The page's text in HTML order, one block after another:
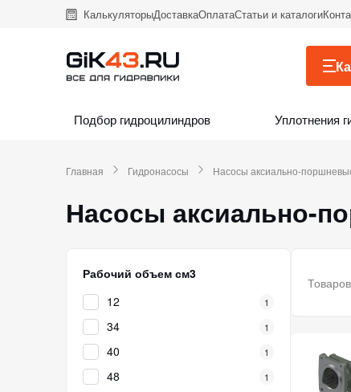
КалькуляторыДоставкаОплатаСтатьи и каталоги
Подбор гидроцилиндров Уплотнения
Главная Гидронасосы Насосы аксиально-
Насосы аксиально-
Рабочий объем см3
12
1
34 1
40 1
48 1